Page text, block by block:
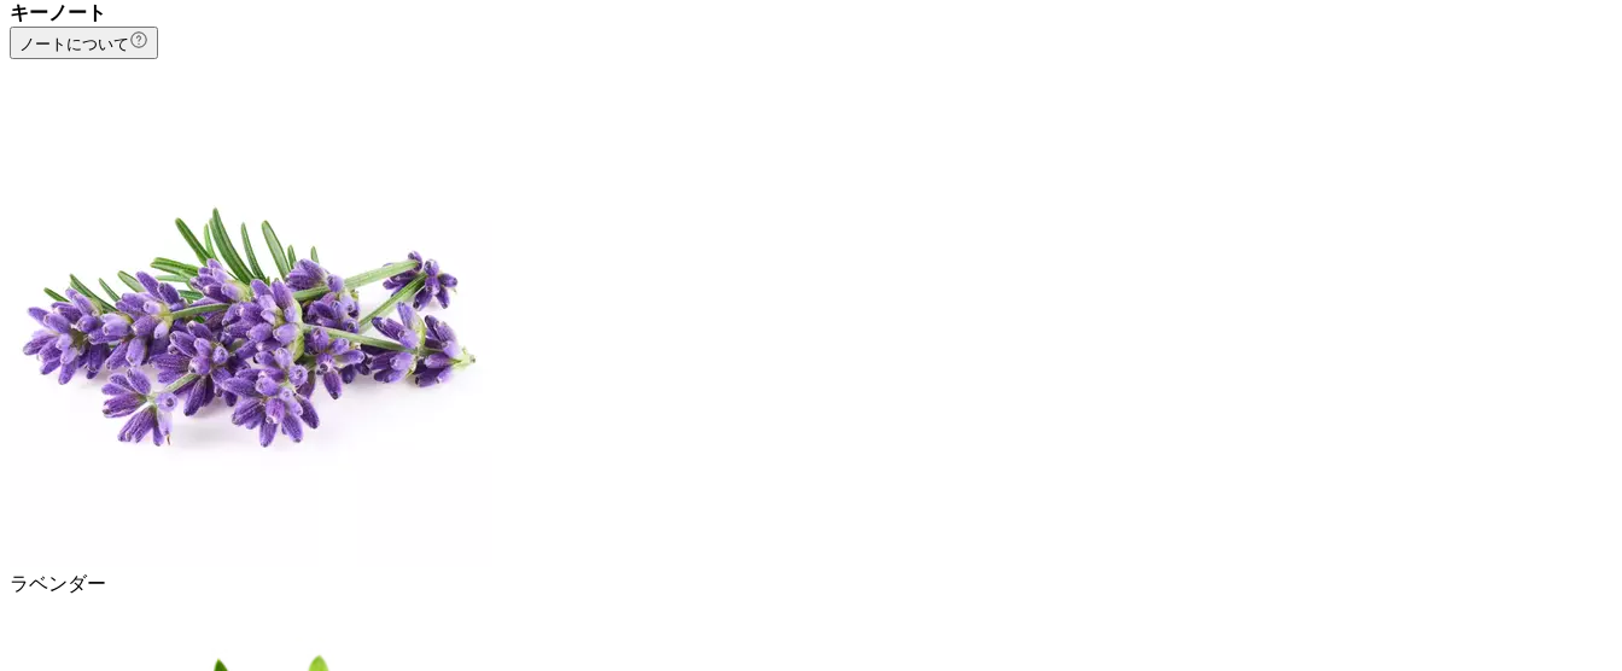
キーノート
ノートについて
ラベンダー